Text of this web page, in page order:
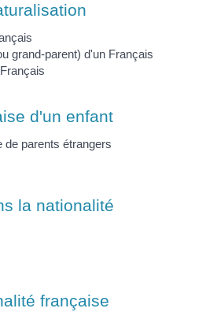
grand-parent) d'un Français
d'un enfant
de parents étrangers
la nationalité
française